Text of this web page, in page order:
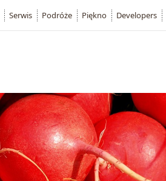
Serwis Podróże Piękno Developers